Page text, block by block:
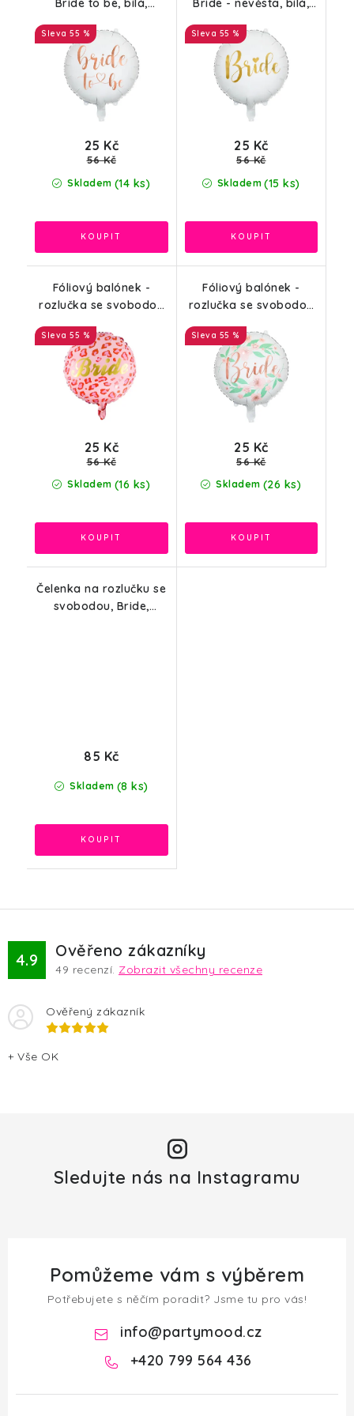
Bride to be, bílá,
55 %
Skladem (14 ks)
25 Kč
56 Kč
Bride - nevěsta, bílá,
55 %
Skladem (15 ks)
25 Kč
56 Kč
Fóliový balónek -
rozlučka se svobodou
růžový, zvířecí potisk
45cm
55 %
Skladem (16 ks)
25 Kč
56 Kč
Fóliový balónek -
rozlučka se svobodou
květiny, bílá, 45cm
55 %
Skladem (26 ks)
25 Kč
56 Kč
Čelenka na rozlučku se
svobodou, Bride,
Skladem (8 ks)
85 Kč
4.9 Ověřeno zákazníky
49 recenzí. Zobrazit všechny recenze
Ověřený zákazník
+ Vše OK
Sledujte nás na Instagramu
Pomůžeme vám s výběrem
Potřebujete s něčím poradit? Jsme tu pro vás!
info@partymood.cz
+420 799 564 436